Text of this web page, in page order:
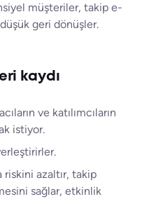
müşteriler, takip e-
geri dönüşler.
kaydı
ve katılımcıların
istiyor.
riskini azaltır, takip
sağlar, etkinlik